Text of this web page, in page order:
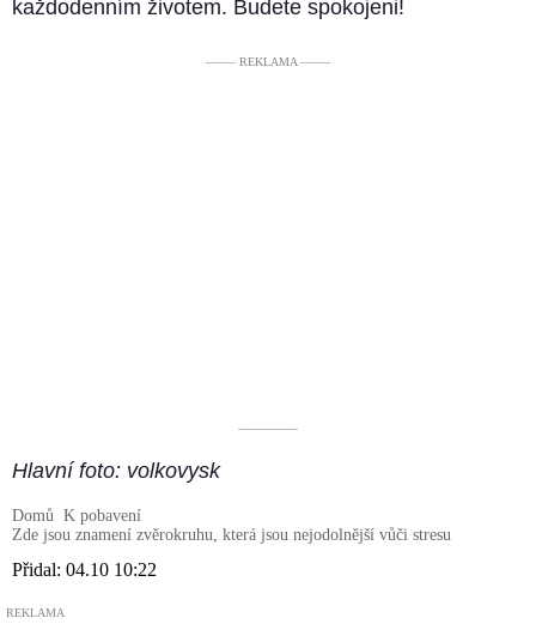
každodenním životem. Budete spokojeni!
––––– REKLAMA –––––
––––––––––
Hlavní foto: volkovysk
Domů K pobavení
Zde jsou znamení zvěrokruhu, která jsou nejodolnější vůči stresu
Přidal: 04.10 10:22
REKLAMA